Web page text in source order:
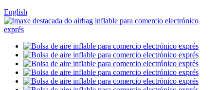
English